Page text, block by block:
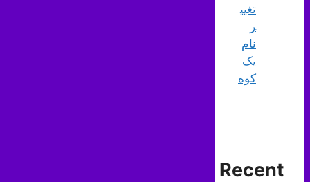
تغیی
ر
نام
یک
کوه
Recent